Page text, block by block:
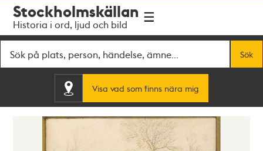
navigationen
huvudinnehållet
Stockholmskällan
Historia i ord, ljud och bild
Sök
Visa vad som finns nära mig